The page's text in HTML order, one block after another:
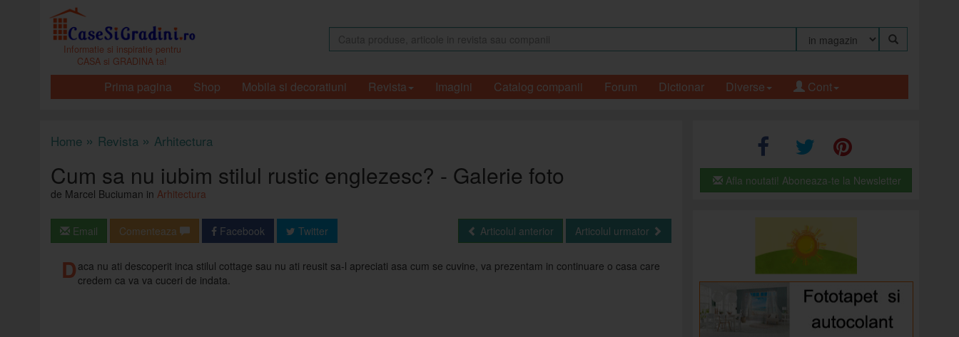
Informatie si inspiratie pentru
CASA si GRADINA ta!
Prima pagina Shop Mobila si decoratiuni Revista Imagini Catalog companii Forum Dictionar Cont
Diverse
Home » Revista » Arhitectura
Cum sa nu iubim stilul rustic englezesc? - Galerie foto
de Marcel Buciuman in Arhitectura
Email Comenteaza Facebook Twitter Articolul anterior Articolul urmator
D aca nu ati descoperit inca stilul cottage sau nu ati reusit sa-l apreciati asa cum se cuvine, va prezentam in continuare o casa care
credem ca va va cuceri de indata.
Afla noutati! Aboneaza-te la Newsletter